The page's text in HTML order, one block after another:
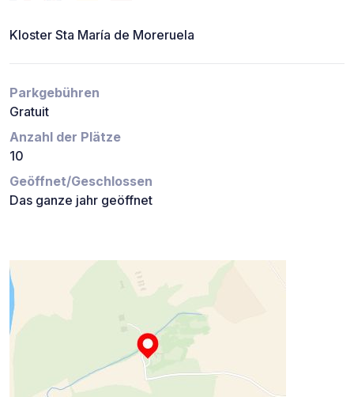
Kloster Sta María de Moreruela
Parkgebühren
Gratuit
Anzahl der Plätze
10
Geöffnet/Geschlossen
Das ganze jahr geöffnet